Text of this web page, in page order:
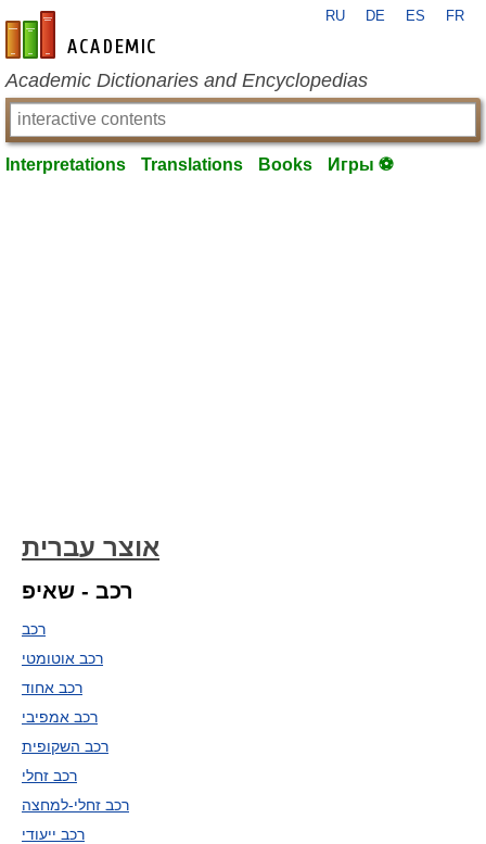
en-academic.com
RU DE ES FR
Academic Dictionaries and Encyclopedias
Interpretations Translations Books Игры ⚽
אוצר עברית
רכב - שאיפ
רכב
רכב אוטומטי
רכב אחוד
רכב אמפיבי
רכב השקופית
רכב זחלי
רכב זחלי-למחצה
רכב ייעודי